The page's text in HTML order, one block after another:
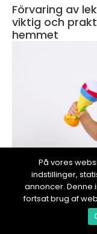
Förvaring av
viktig och
hemmet
På vores
indstillinger,
annoncer. Denne
fortsat brug af